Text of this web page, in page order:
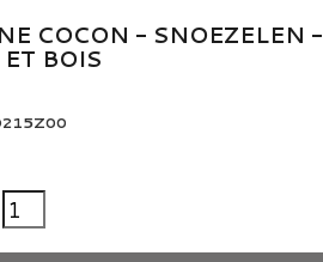
COCON - SNOEZELEN -
BOIS